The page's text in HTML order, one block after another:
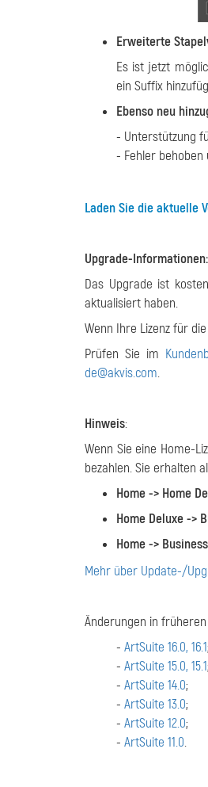
Erweiterte
Es ist jetzt
ein Suffix
Ebenso neu
- Unterstützung
- Fehler
Laden Sie die aktuelle
Upgrade-Informationen:
Das Upgrade ist
aktualisiert haben.
Wenn Ihre Lizenz für
Prüfen Sie im
de@akvis.com.
Hinweis:
Wenn Sie eine Home-
bezahlen. Sie erhalten
Home -> Home
Home Deluxe ->
Home -> Business
Mehr über Update-/
Änderungen in
- ArtSuite 16.0, 16.1;
- ArtSuite 15.0, 15.1;
- ArtSuite 14.0;
- ArtSuite 13.0;
- ArtSuite 12.0;
- ArtSuite 11.0.